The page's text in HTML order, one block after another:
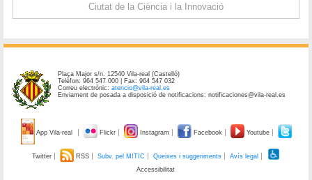
Ciutat de la Ciència i la Innovació
Plaça Major s/n. 12540 Vila-real (Castelló)
Telèfon: 964 547 000 | Fax: 964 547 032
Correu electrònic:atencio@vila-real.es
Enviament de posada a disposició de notificacions: notificaciones@vila-real.es
App Vila-real Flickr Instagram Facebook Youtube
Twitter RSS Subv. pel MITIC Queixes i suggeriments
Avís legal
Accessibilitat